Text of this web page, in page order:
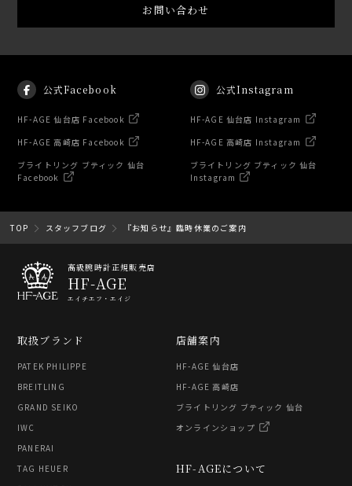
お問い合わせ
公式Facebook
HF-AGE 仙台店 Facebook
HF-AGE 高崎店 Facebook
ブライトリング ブティック 仙台
Facebook
公式Instagram
HF-AGE 仙台店 Instagram
HF-AGE 高崎店 Instagram
ブライトリング ブティック 仙台
Instagram
TOP スタッフブログ 『お知らせ』臨時休業のご案内
高級腕時計正規販売店
HF-AGE
エイチエフ・エイジ
取扱ブランド
PATEK PHILIPPE
BREITLING
GRAND SEIKO
IWC
PANERAI
TAG HEUER
HF-AGEについて
店舗案内
HF-AGE 仙台店
HF-AGE 高崎店
ブライトリング ブティック 仙台
オンラインショップ